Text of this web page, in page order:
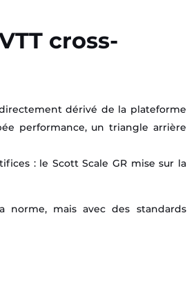
cross-
dérivé de la plateforme
performance, un triangle arrière
: le Scott Scale GR mise sur la
mais avec des standards